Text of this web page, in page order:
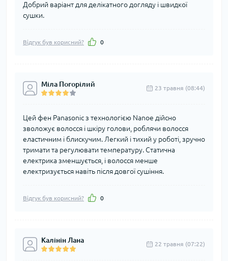
Добрий варіант для делікатного догляду і швидкої
сушки.
Відгук був корисний? 0
Міла Погорілий 23 травня (08:44)
Цей фен Panasonic з технологією Nanoe дійсно
зволожує волосся і шкіру голови, роблячи волосся
еластичним і блискучим. Легкий і тихий у роботі, зручно
тримати та регулювати температуру. Статична
електрика зменшується, і волосся менше
електризується навіть після довгої сушіння.
Відгук був корисний? 0
Калінін Лана 22 травня (07:22)